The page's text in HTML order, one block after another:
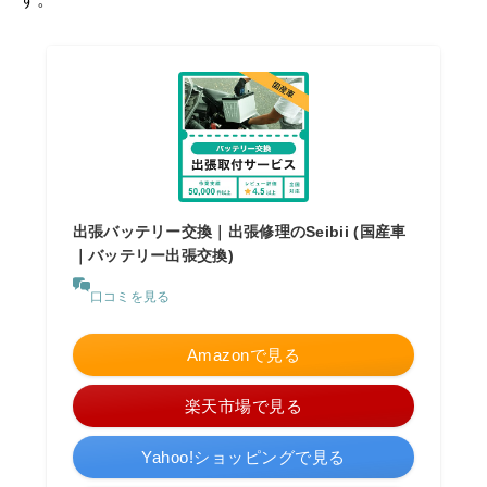
出張バッテリー交換｜出張修理のSeibii (国産車
｜バッテリー出張交換)
口コミを見る
Amazonで見る
楽天市場で見る
Yahoo!ショッピングで見る